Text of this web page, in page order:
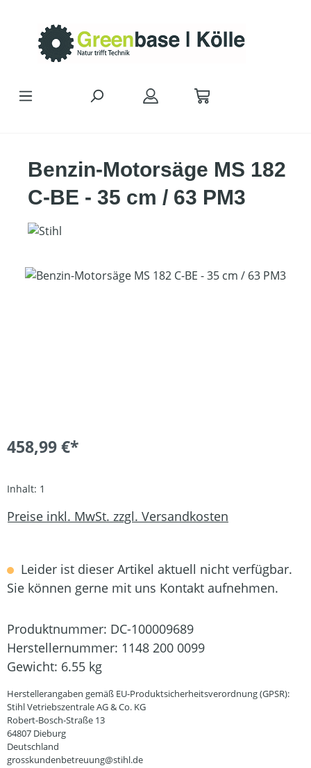
Benzin-Motorsäge MS 182
C-BE - 35 cm / 63 PM3
Bildergalerie überspringen
458,99 €*
Inhalt: 1
Preise inkl. MwSt. zzgl. Versandkosten
Leider ist dieser Artikel aktuell nicht verfügbar.
Sie können gerne mit uns Kontakt aufnehmen.
Produktnummer: DC-100009689
Herstellernummer: 1148 200 0099
Gewicht: 6.55 kg
Herstellerangaben gemäß EU-Produktsicherheitsverordnung (GPSR):
Stihl Vetriebszentrale AG & Co. KG
Robert-Bosch-Straße 13
64807 Dieburg
Deutschland
grosskundenbetreuung@stihl.de